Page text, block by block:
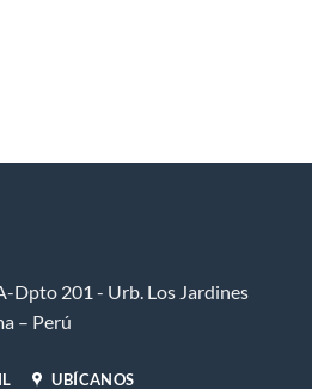
Dpto 201 - Urb. Los Jardines
– Perú
UBÍCANOS